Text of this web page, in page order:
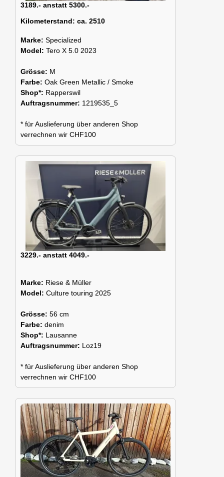
3189.- anstatt 5300.-
Kilometerstand: ca. 2510
Marke: Specialized
Model: Tero X 5.0 2023
Grösse: M
Farbe: Oak Green Metallic / Smoke
Shop*: Rapperswil
Auftragsnummer: 1219535_5
* für Auslieferung über anderen Shop
verrechnen wir CHF100
3229.- anstatt 4049.-
Marke: Riese & Müller
Model: Culture touring 2025
Grösse: 56 cm
Farbe: denim
Shop*: Lausanne
Auftragsnummer: Loz19
* für Auslieferung über anderen Shop
verrechnen wir CHF100